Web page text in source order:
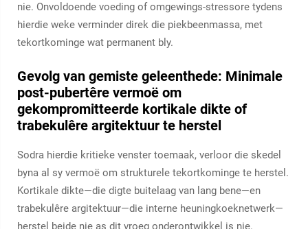
nie. Onvoldoende voeding of omgewings-stressore tydens
hierdie weke verminder direk die piekbeenmassa, met
tekortkominge wat permanent bly.
Gevolg van gemiste geleenthede: Minimale
post-pubertêre vermoë om
gekompromitteerde kortikale dikte of
trabekulêre argitektuur te herstel
Sodra hierdie kritieke venster toemaak, verloor die skedel
byna al sy vermoë om strukturele tekortkominge te herstel.
Kortikale dikte—die digte buitelaag van lang bene—en
trabekulêre argitektuur—die interne heuningkoeknetwerk—
herstel beide nie as dit vroeg onderontwikkel is nie.